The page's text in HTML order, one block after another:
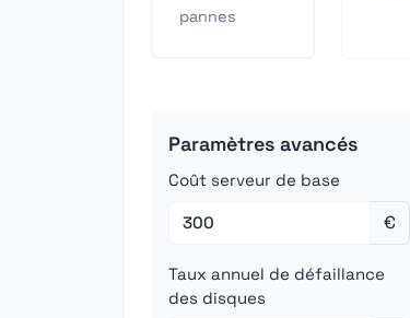
pannes
Paramètres avancés
Coût serveur de base
€
Taux annuel de défaillance
des disques